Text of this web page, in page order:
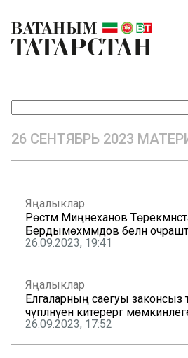
26 СЕНТЯБРЬ 2023
Яңалыклар
Рөстәм Миңнеханов
Бердымөхәммәдов белән
26.09.2023, 19:41
Яңалыклар
Елгаларның саегуы законсыз
чүпләнүенә китерергә
26.09.2023, 17:52